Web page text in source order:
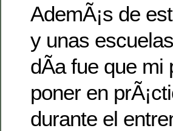
AdemÃ¡s de
y unas
dÃ­a fue que mi
poner en
durante el